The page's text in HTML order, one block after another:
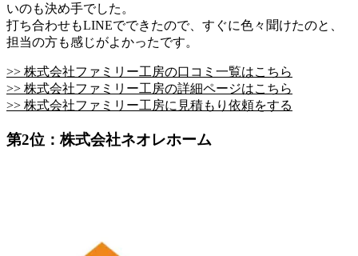
いのも決め手でした。
打ち合わせもLINEでできたので、すぐに色々聞けたのと、
担当の方も感じがよかったです。
>> 株式会社ファミリー工房の口コミ一覧はこちら
>> 株式会社ファミリー工房の詳細ページはこちら
>> 株式会社ファミリー工房に見積もり依頼をする
第2位：株式会社ネオレホーム